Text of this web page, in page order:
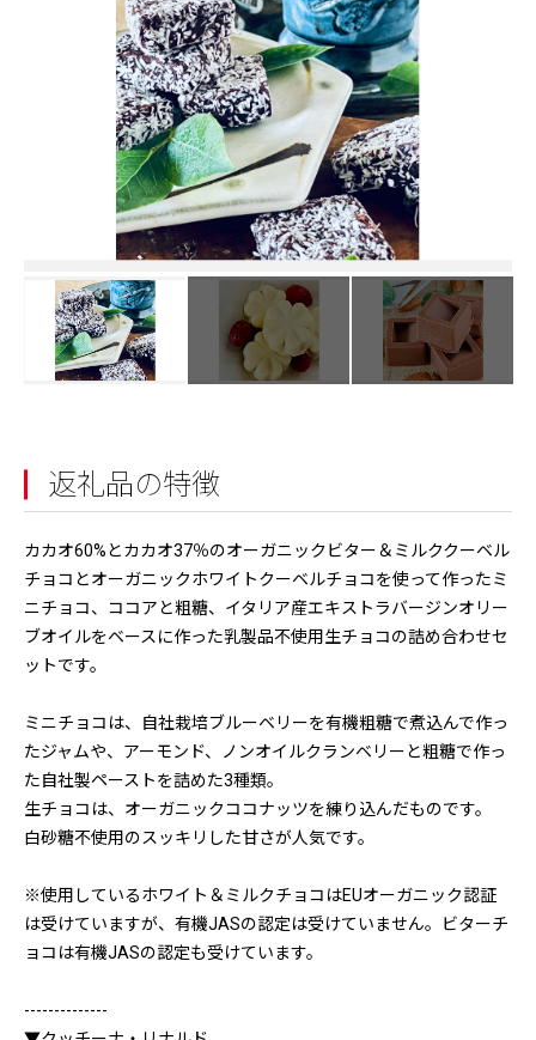
返礼品の特徴
カカオ60%とカカオ37％のオーガニックビター＆ミルククーベル
チョコとオーガニックホワイトクーベルチョコを使って作ったミ
ニチョコ、ココアと粗糖、イタリア産エキストラバージンオリー
ブオイルをベースに作った乳製品不使用生チョコの詰め合わせセ
ットです。
ミニチョコは、自社栽培ブルーベリーを有機粗糖で煮込んで作っ
たジャムや、アーモンド、ノンオイルクランベリーと粗糖で作っ
た自社製ペーストを詰めた3種類。
生チョコは、オーガニックココナッツを練り込んだものです。
白砂糖不使用のスッキリした甘さが人気です。
※使用しているホワイト＆ミルクチョコはEUオーガニック認証
は受けていますが、有機JASの認定は受けていません。ビターチ
ョコは有機JASの認定も受けています。
--------------